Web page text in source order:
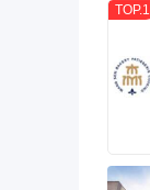
TOP.1